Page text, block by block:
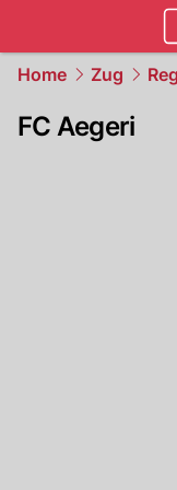
Home Zug
FC Aegeri